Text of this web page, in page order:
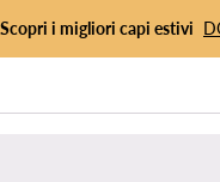
i migliori capi estivi